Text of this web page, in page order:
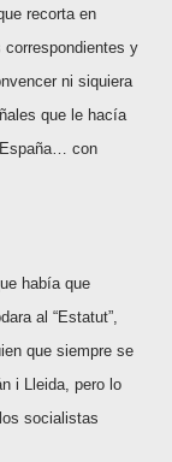
recorta en
y
ni siquiera
que le hacía
España… con
había que
al “Estatut”,
que siempre se
i Lleida, pero lo
socialistas